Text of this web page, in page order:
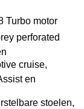
Turbo motor
perforated
cruise,
en
stoelen,